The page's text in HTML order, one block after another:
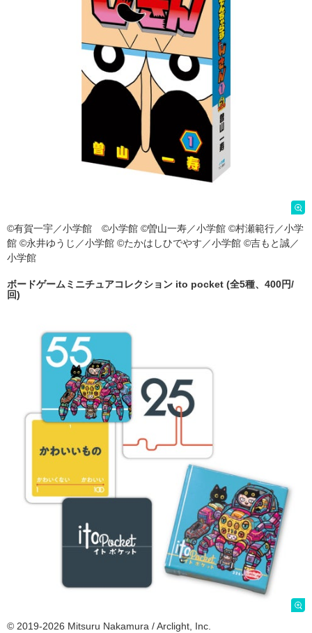
©有賀一宇／小学館 ©小学館 ©曽山一寿／小学館 ©村瀬範行／小学
館 ©永井ゆうじ／小学館 ©たかはしひでやす／小学館 ©吉もと誠／
小学館
ボードゲームミニチュアコレクション ito pocket (全5種、400円/
回)
© 2019-2026 Mitsuru Nakamura / Arclight, Inc.